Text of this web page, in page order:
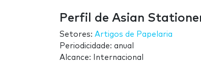
Perfil de Asian
Setores: Artigos de Papelaria
Periodicidade: anual
Alcance: Internacional